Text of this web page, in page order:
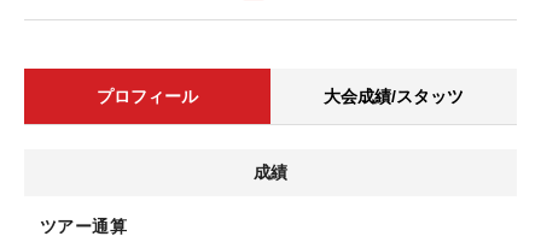
プロフィール 大会成績/スタッツ
成績
ツアー通算